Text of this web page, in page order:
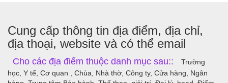
Cung cấp thông tin địa điểm, địa chỉ,
địa thoại, website và có thể email
Cho các địa điểm thuộc danh mục sau::
Trường
học, Y tế, Cơ quan , Chùa, Nhà thờ, Công ty, Cửa hàng, Ngân